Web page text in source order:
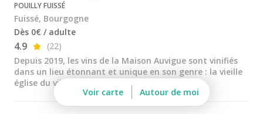
Domaine de Montmain
Veuve Ambal
Cadeau dégustation vin Bourgogne
Carte Cadeau
Cours d'oenologie Beaune
POUILLY FUISSÉ
Fuissé, Bourgogne
Dès 0€ / adulte
4.9
(22)
Depuis 2019, les vins de la Maison Auvigue sont vinifiés
dans un lieu étonnant et unique en son genre : la vieille
église du village de Fuissé
Voir carte
Autour de moi